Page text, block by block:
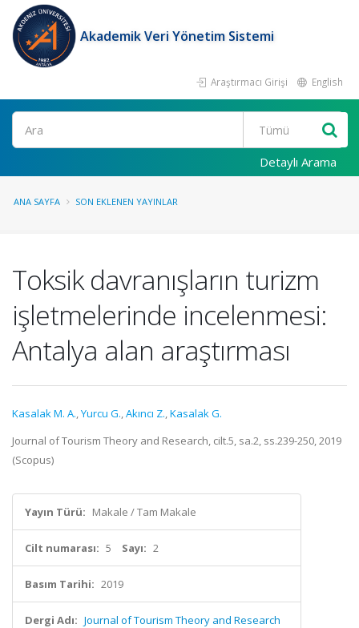
Akademik Veri Yönetim Sistemi
Araştırmacı Girişi English
Ara
Detaylı Arama
ANA SAYFA SON EKLENEN YAYINLAR
Toksik davranışların turizm
işletmelerinde incelenmesi:
Antalya alan araştırması
Kasalak M. A.,Yurcu G.,Akıncı Z.,Kasalak G.
Journal of Tourism Theory and Research, cilt.5, sa.2, ss.239-250, 2019
(Scopus)
Yayın Türü: Makale / Tam Makale
Cilt numarası: 5 Sayı: 2
Basım Tarihi: 2019
Dergi Adı: Journal of Tourism Theory and Research